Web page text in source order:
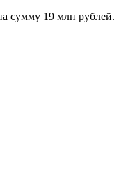
сумму 19 млн рублей.